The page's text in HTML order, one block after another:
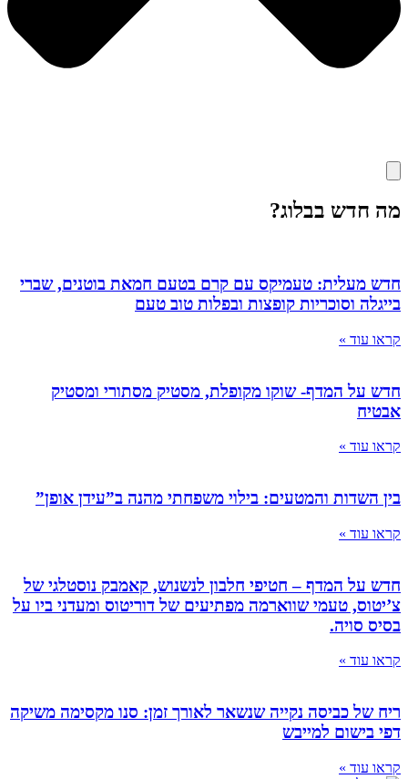
מה חדש בבלוג?
חדש מעלית: טעמיקס עם קרם בטעם חמאת בוטנים, שברי
בייגלה וסוכריות קופצות ובפלות טוב טעם
קראו עוד »
חדש על המדף- שוקו מקופלת, מסטיק מסתורי ומסטיק
אבטיח
קראו עוד »
בין השדות והמטעים: בילוי משפחתי מהנה ב”עידן אופן”
קראו עוד »
חדש על המדף – חטיפי חלבון לנשנוש, קאמבק נוסטלגי של
צ’יטוס, טעמי שווארמה מפתיעים של דוריטוס ומעדני ביו על
בסיס סויה.
קראו עוד »
ריח של כביסה נקייה שנשאר לאורך זמן: סנו מקסימה משיקה
דפי בישום למייבש
קראו עוד »